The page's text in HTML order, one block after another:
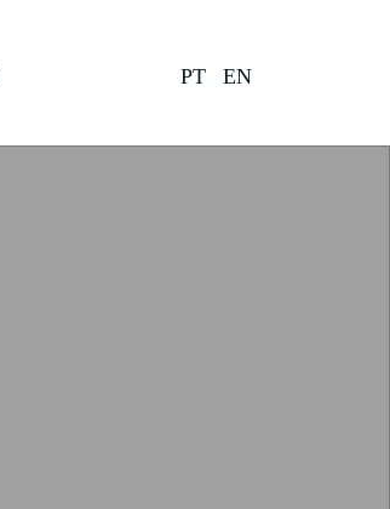
EN
PT